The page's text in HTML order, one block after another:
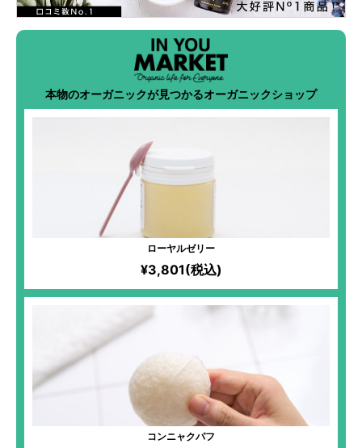
本物のオーガニックが見つかるオーガニックショップ
ローヤルゼリー
¥3,801(税込)
コンニャクパフ